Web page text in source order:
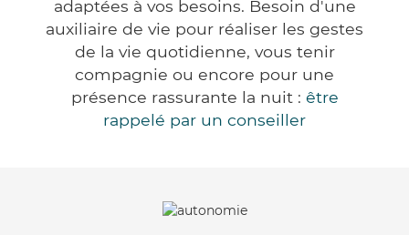
adaptées à vos besoins. Besoin d'une
auxiliaire de vie pour réaliser les gestes
de la vie quotidienne, vous tenir
compagnie ou encore pour une
présence rassurante la nuit : être
rappelé par un conseiller